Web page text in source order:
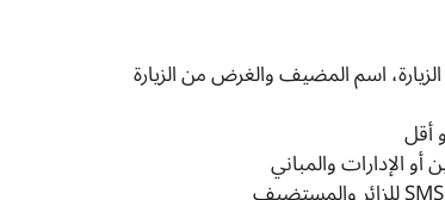
اسم المضيف والغرض من الزيارة
الإدارات والمباني